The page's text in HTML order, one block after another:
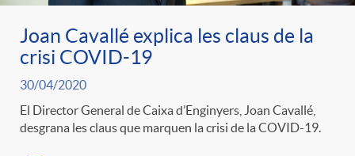
Joan Cavallé explica les claus de la
crisi COVID-19
30/04/2020
El Director General de Caixa d’Enginyers, Joan Cavallé,
desgrana les claus que marquen la crisi de la COVID-19.